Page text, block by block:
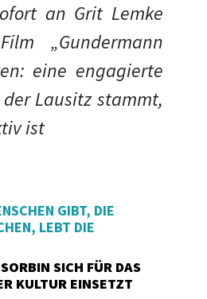
an Grit Lemke
„Gundermann
eine engagierte
Lausitz stammt,
ist
GIBT, DIE
LEBT DIE
SICH FÜR DAS
KULTUR EINSETZT